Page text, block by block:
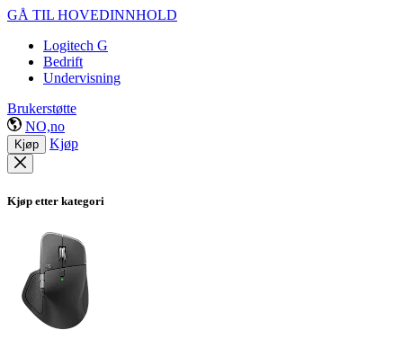
GÅ TIL HOVEDINNHOLD
Logitech G
Bedrift
Undervisning
Brukerstøtte
NO,no
Kjøp Kjøp
Kjøp etter kategori